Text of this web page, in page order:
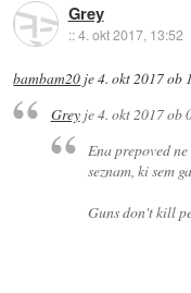
Grey
::4. okt 2017, 13:52
bambam20 je4. okt 2017 ob
Greyje4. okt 2017 ob
Ena prepoved
seznam, ki sem
Guns don't kill